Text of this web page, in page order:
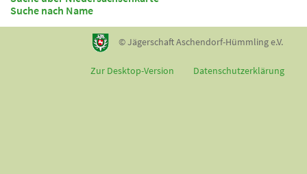
Suche nach Name
© Jägerschaft Aschendorf-Hümmling e.V.
Zur Desktop-Version Datenschutzerklärung